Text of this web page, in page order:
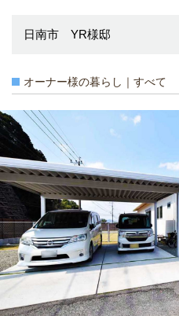
日南市 YR様邸
オーナー様の暮らし｜すべて